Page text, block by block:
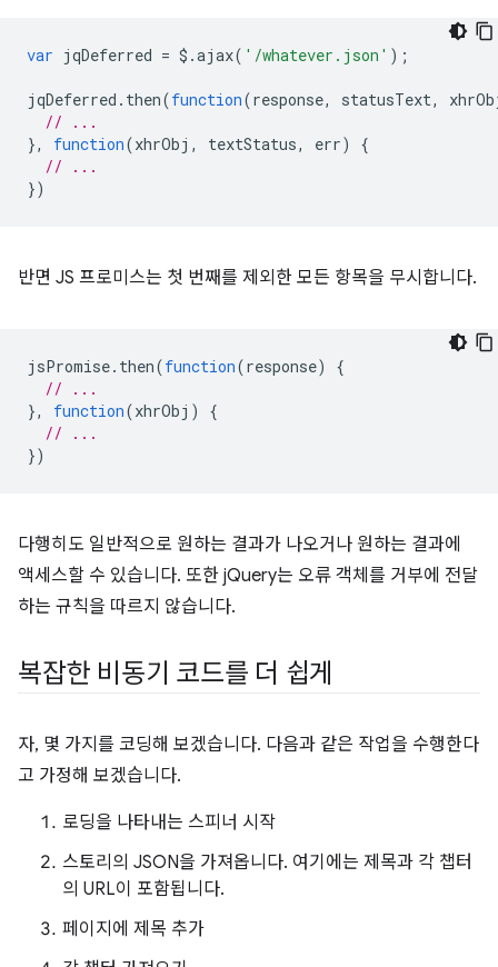
var jqDeferred = $ .ajax( '/whatever.json' );
jqDeferred . then(function(response, statusText,
// ...
},
function(xhrObj , textStatus, err)
{
// ...
})
반면 JS 프로미스는 첫 번째를 제외한 모든 항목을 무시합니다.
jsPromise. then(function(response)
{
// ...
},
function(xhrObj )
{
// ...
})
다행히도 일반적으로 원하는 결과가 나오거나 원하는 결과에
액세스할 수 있습니다. 또한 jQuery는 오류 객체를 거부에 전달
하는 규칙을 따르지 않습니다.
복잡한 비동기 코드를 더 쉽게
자, 몇 가지를 코딩해 보겠습니다. 다음과 같은 작업을 수행한다
고 가정해 보겠습니다.
로딩을 나타내는 스피너 시작
스토리의 JSON을 가져옵니다. 여기에는 제목과 각 챕터
의 URL이 포함됩니다.
페이지에 제목 추가